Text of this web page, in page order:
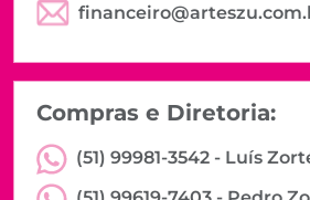
Compras e Diretoria:
(51) 99981-3542 - Luís